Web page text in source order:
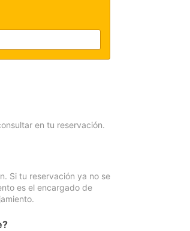
en tu reservación.
Si tu reservación ya no se
es el encargado de